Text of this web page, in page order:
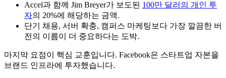
Accel과 함께 Jim Breyer가 보도된 100만 달러의 개인 투
자의 20%에 해당하는 금액.
단기 채용, 서버 확충, 캠퍼스 마케팅보다 가장 깔끔한 버
전의 이름이 더 중요하다는 도박.
마지막 요점이 핵심 교훈입니다. Facebook은 스타트업 자본을
브랜드 인프라에 투자했습니다.